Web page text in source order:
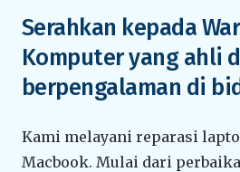
Serahkan kepada
Komputer yang ahli
berpengalaman di
Kami melayani reparasi
Macbook. Mulai dari